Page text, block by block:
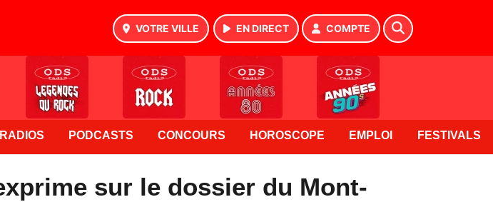
VOTRE VILLE EN DIRECT COMPTE
PODCASTS CONCOURS HOROSCOPE EMPLOI FESTIVALS
sur le dossier du Mont-